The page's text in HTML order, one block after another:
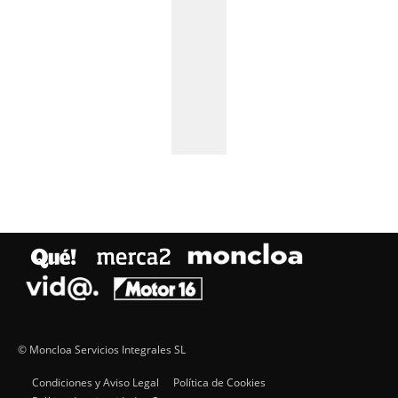
© Moncloa Servicios Integrales SL
Condiciones y Aviso Legal
Política de Cookies